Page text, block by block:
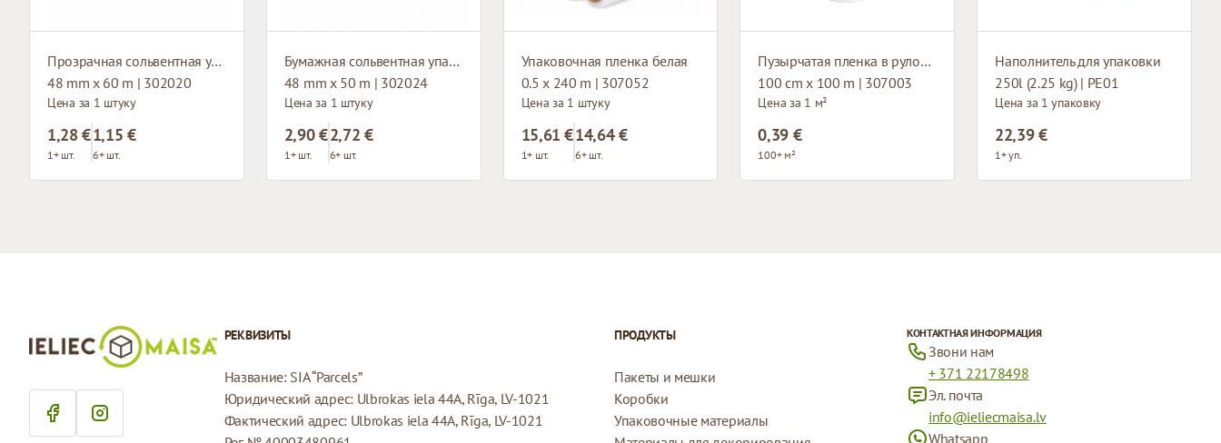
Прозрачная сольвентная упаковочная клейкая лента
48 mm x 60 m | 302020
Цена за 1 штуку
1,28 €
1+ шт.
1,15 €
6+ шт.
Бумажная сольвентная упаковочная клейкая лента
48 mm x 50 m | 302024
Цена за 1 штуку
2,90 €
1+ шт.
2,72 €
6+ шт.
Упаковочная пленка белая
0.5 x 240 m | 307052
Цена за 1 штуку
15,61 €
1+ шт.
14,64 €
6+ шт.
Пузырчатая пленка в рулонах
100 cm x 100 m | 307003
Цена за 1 м²
0,39 €
100+ м²
Наполнитель для упаковки
250l (2.25 kg) | PE01
Цена за 1 упаковку
22,39 €
1+ уп.
РЕКВИЗИТЫ
Название: SIA “Parcels”
Юридический адрес: Ulbrokas iela 44A, Rīga, LV-1021
Фактический адрес: Ulbrokas iela 44A, Rīga, LV-1021
ПРОДУКТЫ
Пакеты и мешки
Коробки
Упаковочные материалы
КОНТАКТНАЯ ИНФОРМАЦИЯ
Звони нам
+ 371 22178498
Эл. почта
info@ieliecmaisa.lv
Whatsapp